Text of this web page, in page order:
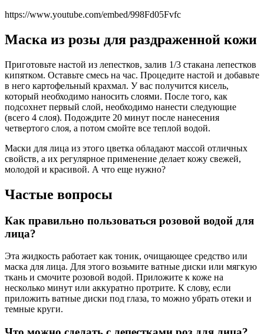
https://www.youtube.com/embed/998Fd05Fvfc
Маска из розы для раздраженной кожи
Приготовьте настой из лепестков, залив 1/3 стакана лепестков
кипятком. Оставьте смесь на час. Процедите настой и добавьте
в него картофельный крахмал. У вас получится кисель,
который необходимо наносить слоями. После того, как
подсохнет первый слой, необходимо нанести следующие
(всего 4 слоя). Подождите 20 минут после нанесения
четвертого слоя, а потом смойте все теплой водой.
Маски для лица из этого цветка обладают массой отличных
свойств, а их регулярное применение делает кожу свежей,
молодой и красивой. А что еще нужно?
Частые вопросы
Как правильно пользоваться розовой водой для
лица?
Эта жидкость работает как тоник, очищающее средство или
маска для лица. Для этого возьмите ватные диски или мягкую
ткань и смочите розовой водой. Приложите к коже на
несколько минут или аккуратно протрите. К слову, если
приложить ватные диски под глаза, то можно убрать отеки и
темные круги.